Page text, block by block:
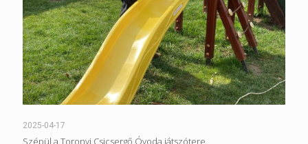
2025-04-17
Szépül a Toronyi Csicsergő Óvoda játszótere